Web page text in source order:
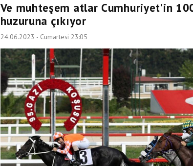
Ve muhteşem atlar Cumhuriyet’in
huzuruna çıkıyor
24.06.2023 - Cumartesi 23:05